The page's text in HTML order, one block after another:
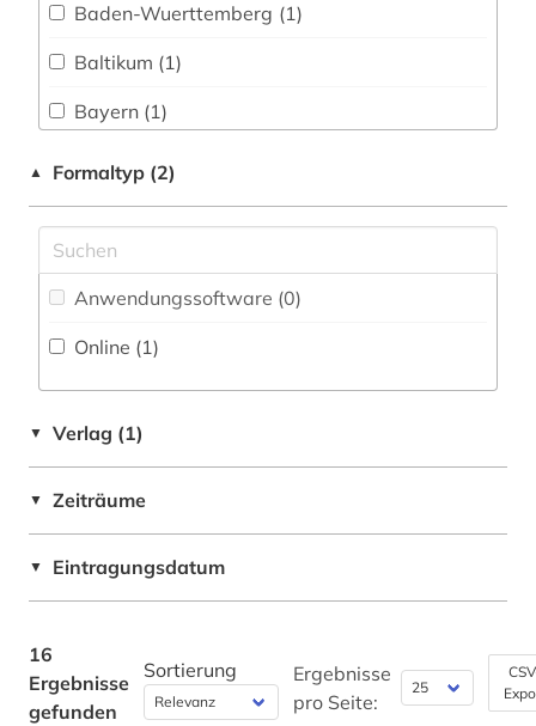
Baden-Wuerttemberg (1)
Baltikum (1)
Bayern (1)
Deutschland (3)
Frankreich (1)
Hessen (1)
Israel (1)
Japan (1)
Kanada (1)
▲ Formaltyp (2)
Anwendungssoftware (0)
Online (1)
▼ Verlag (1)
▼ Zeiträume
▼ Eintragungsdatum
16
Ergebnisse
gefunden
Sortierung
Ergebnisse
pro Seite: